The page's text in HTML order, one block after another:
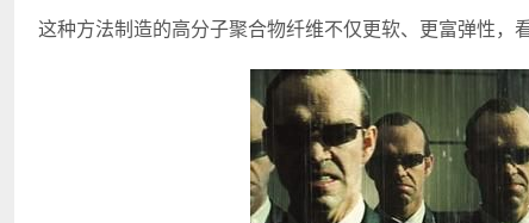
这种方法制造的高分子聚合物纤维不仅更软、更富弹性，